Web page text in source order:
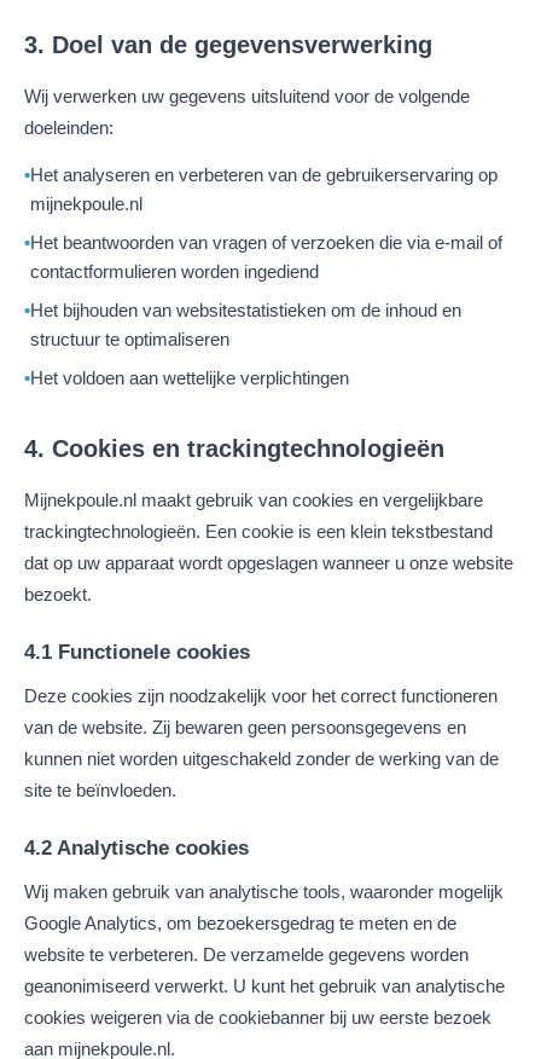
3. Doel van de gegevensverwerking
Wij verwerken uw gegevens uitsluitend voor de volgende
doeleinden:
Het analyseren en verbeteren van de gebruikerservaring op
mijnekpoule.nl
Het beantwoorden van vragen of verzoeken die via e-mail of
contactformulieren worden ingediend
Het bijhouden van websitestatistieken om de inhoud en
structuur te optimaliseren
Het voldoen aan wettelijke verplichtingen
4. Cookies en trackingtechnologieën
Mijnekpoule.nl maakt gebruik van cookies en vergelijkbare
trackingtechnologieën. Een cookie is een klein tekstbestand
dat op uw apparaat wordt opgeslagen wanneer u onze website
bezoekt.
4.1 Functionele cookies
Deze cookies zijn noodzakelijk voor het correct functioneren
van de website. Zij bewaren geen persoonsgegevens en
kunnen niet worden uitgeschakeld zonder de werking van de
site te beïnvloeden.
4.2 Analytische cookies
Wij maken gebruik van analytische tools, waaronder mogelijk
Google Analytics, om bezoekersgedrag te meten en de
website te verbeteren. De verzamelde gegevens worden
geanonimiseerd verwerkt. U kunt het gebruik van analytische
cookies weigeren via de cookiebanner bij uw eerste bezoek
aan mijnekpoule.nl.